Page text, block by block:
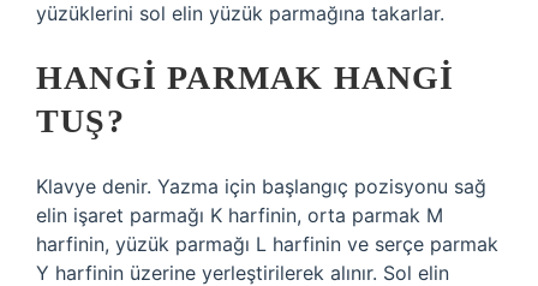
yüzüklerini sol elin yüzük parmağına takarlar.
HANGI PARMAK HANGI
TUŞ?
Klavye denir. Yazma için başlangıç ​​pozisyonu sağ
elin işaret parmağı K harfinin, orta parmak M
harfinin, yüzük parmağı L harfinin ve serçe parmak
Y harfinin üzerine yerleştirilerek alınır. Sol elin